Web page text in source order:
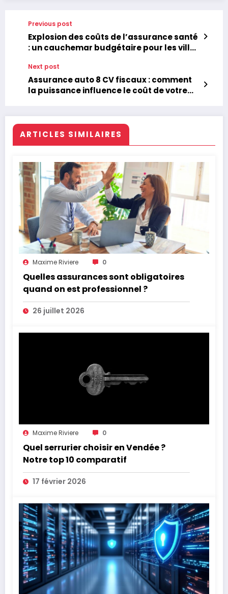
Previous post
Explosion des coûts de l’assurance santé
: un cauchemar budgétaire pour les villes
Next post
Assurance auto 8 CV fiscaux : comment
la puissance influence le coût de votre
ARTICLES SIMILAIRES
Maxime Riviere 0
Quelles assurances sont obligatoires
quand on est professionnel ?
26 juillet 2026
Maxime Riviere 0
Quel serrurier choisir en Vendée ?
Notre top 10 comparatif
17 février 2026